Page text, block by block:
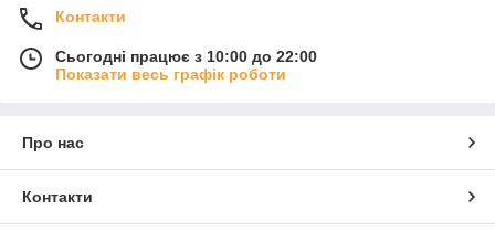
Контакти
Сьогодні працює з 10:00 до 22:00
Показати весь графік роботи
Про нас
Контакти